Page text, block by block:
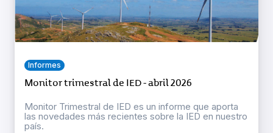
Informes
Monitor trimestral de IED - abril 2026
Monitor Trimestral de IED es un informe que aporta
las novedades más recientes sobre la IED en nuestro
país.